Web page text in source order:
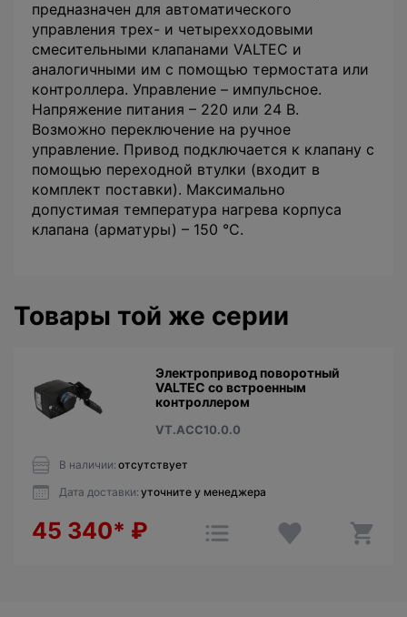
предназначен для автоматического
управления трех- и четырехходовыми
смесительными клапанами VALTEC и
аналогичными им с помощью термостата или
контроллера. Управление – импульсное.
Напряжение питания – 220 или 24 В.
Возможно переключение на ручное
управление. Привод подключается к клапану с
помощью переходной втулки (входит в
комплект поставки). Максимально
допустимая температура нагрева корпуса
клапана (арматуры) – 150 °С.
Товары той же серии
Электропривод поворотный
VALTEC со встроенным
контроллером
VT.ACC10.0.0
В наличии: отсутствует
Дата доставки: уточните у менеджера
45 340* ₽